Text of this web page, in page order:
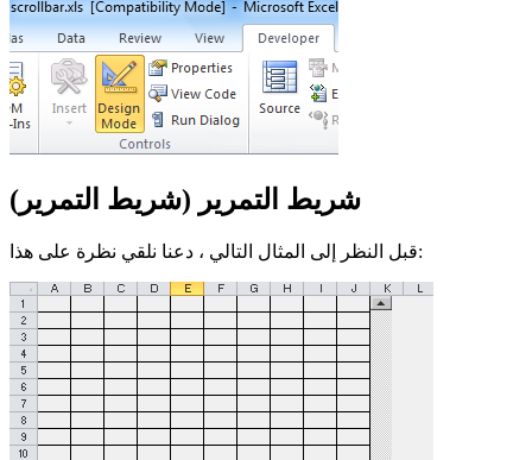
شريط التمرير (شريط التمرير)
قبل النظر إلى المثال التالي ، دعنا نلقي نظرة على هذا: